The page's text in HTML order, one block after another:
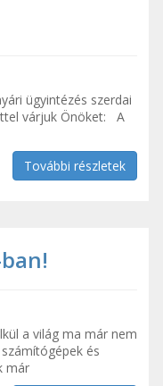
ügyintézés szerdai
várjuk Önöket: A
További részletek
a világ ma már nem
és
már